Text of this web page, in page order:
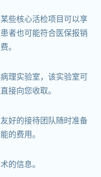
些核心活检项目可以享
者也可能符合医保报销
。
理实验室，该实验室可
接向您收取。
好的接待团队随时准备
的费用。
的信息。